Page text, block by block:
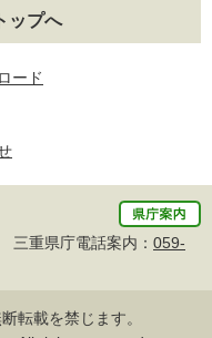
ップへ
ード
重県庁電話案内： 059-
転載を禁じます。